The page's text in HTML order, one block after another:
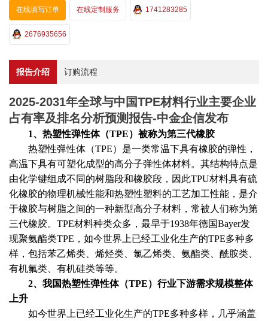
在线填写订单 在线定制服务 1741283285
2676935656
报告介绍 订购流程
2025-2031年全球与中国TPE材料行业主要企业
占有率及排名分析预测报告-中金企信发布
1、热塑性弹性体（TPE）被称为第三代橡胶
热塑性弹性体（TPE）是一类常温下具有橡胶的弹性，
高温下具有可塑化成型的高分子弹性体材料。其结构特点是
由化学键组成不同的树脂段和橡胶段，因此TPU材料具有硫
化橡胶的物理机械性能和热塑性塑料的工艺加工性能，是介
于橡胶与树脂之间的一种新型高分子材料，常被人们称为第
三代橡胶。TPE材料种类众多，最早于1938年德国Bayer发
现聚氨酯类TPE，如今世界上已经工业化生产的TPE多种多
样，包括苯乙烯类、烯烃类、氯乙烯类、氨酯类、酰胺类、
有机氟类、有机硅类等等。
2、我国热塑性弹性体（TPE）行业下游需求规模整体
上升
如今世界上已经工业化生产的TPE多种多样，几乎涵盖